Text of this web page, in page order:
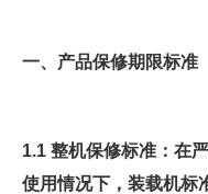
一、 产品保修期限标准
1.1 整机保修标准：在
使用情况下，装载机标